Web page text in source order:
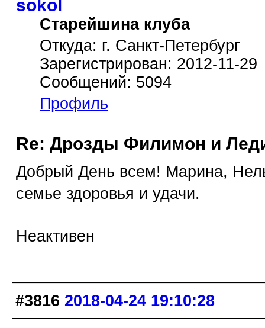
sokol
Старейшина клуба
Откуда: г. Санкт-Петербург
Зарегистрирован: 2012-11-29
Сообщений: 5094
Профиль
Re: Дрозды Филимон и
Добрый День всем! Марина,
семье здоровья и удачи.
Неактивен
#3816 2018-04-24 19:10:28